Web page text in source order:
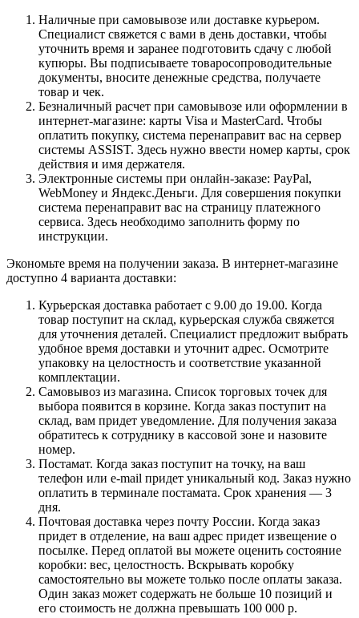
Наличные при самовывозе или доставке курьером.
Специалист свяжется с вами в день доставки, чтобы
уточнить время и заранее подготовить сдачу с любой
купюры. Вы подписываете товаросопроводительные
документы, вносите денежные средства, получаете
товар и чек.
Безналичный расчет при самовывозе или оформлении в
интернет-магазине: карты Visa и MasterCard. Чтобы
оплатить покупку, система перенаправит вас на сервер
системы ASSIST. Здесь нужно ввести номер карты, срок
действия и имя держателя.
Электронные системы при онлайн-заказе: PayPal,
WebMoney и Яндекс.Деньги. Для совершения покупки
система перенаправит вас на страницу платежного
сервиса. Здесь необходимо заполнить форму по
инструкции.
Экономьте время на получении заказа. В интернет-магазине
доступно 4 варианта доставки:
Курьерская доставка работает с 9.00 до 19.00. Когда
товар поступит на склад, курьерская служба свяжется
для уточнения деталей. Специалист предложит выбрать
удобное время доставки и уточнит адрес. Осмотрите
упаковку на целостность и соответствие указанной
комплектации.
Самовывоз из магазина. Список торговых точек для
выбора появится в корзине. Когда заказ поступит на
склад, вам придет уведомление. Для получения заказа
обратитесь к сотруднику в кассовой зоне и назовите
номер.
Постамат. Когда заказ поступит на точку, на ваш
телефон или e-mail придет уникальный код. Заказ нужно
оплатить в терминале постамата. Срок хранения — 3
дня.
Почтовая доставка через почту России. Когда заказ
придет в отделение, на ваш адрес придет извещение о
посылке. Перед оплатой вы можете оценить состояние
коробки: вес, целостность. Вскрывать коробку
самостоятельно вы можете только после оплаты заказа.
Один заказ может содержать не больше 10 позиций и
его стоимость не должна превышать 100 000 р.